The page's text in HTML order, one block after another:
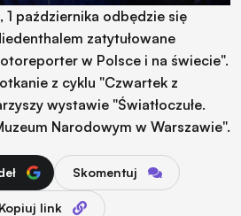
października odbędzie się
zatytułowane
w Polsce i na świecie".
z cyklu "Czwartek z
wystawie "Światłoczułe.
Narodowym w Warszawie".
Skomentuj
Kopiuj link